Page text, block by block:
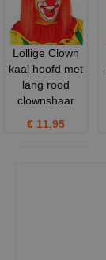
Lollige Clown
kaal hoofd met
lang rood
clownshaar
€ 11,95